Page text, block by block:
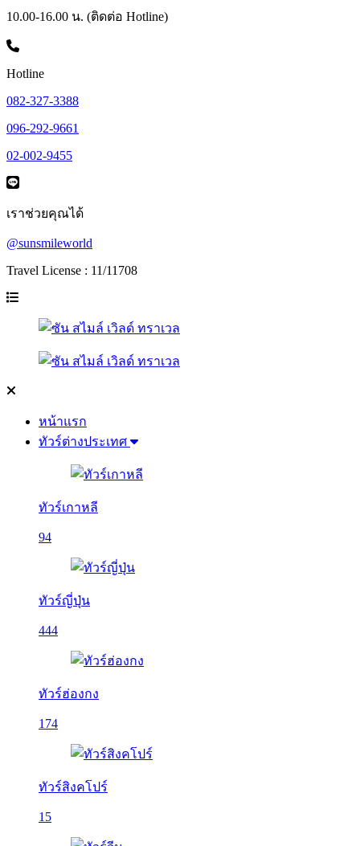
10.00-16.00 น. (ติดต่อ Hotline)
Hotline
082-327-3388
096-292-9661
02-002-9455
เราช่วยคุณได้
@sunsmileworld
Travel License : 11/11708
หน้าแรก
ทัวร์ต่างประเทศ
ทัวร์เกาหลี
94
ทัวร์ญี่ปุ่น
444
ทัวร์ฮ่องกง
174
ทัวร์สิงคโปร์
15